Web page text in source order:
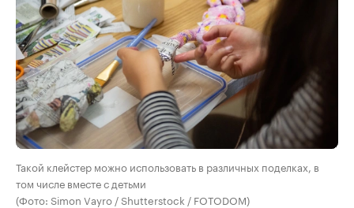
Такой клейстер можно использовать в различных поделках, в
том числе вместе с детьми
(Фото: Simon Vayro / Shutterstock / FOTODOM)